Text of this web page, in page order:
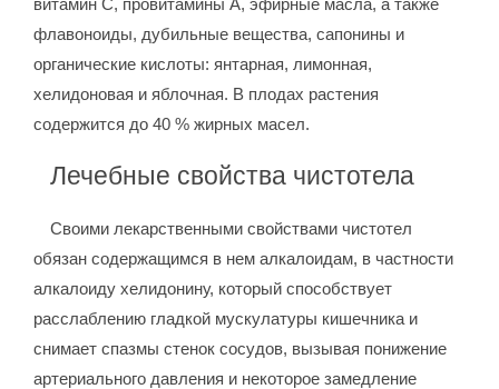
витамин С, провитамины А, эфирные масла, а также
флавоноиды, дубильные вещества, сапонины и
органические кислоты: янтарная, лимонная,
хелидоновая и яблочная. В плодах растения
содержится до 40 % жирных масел.
Лечебные свойства чистотела
Своими лекарственными свойствами чистотел
обязан содержащимся в нем алкалоидам, в частности
алкалоиду хелидонину, который способствует
расслаблению гладкой мускулатуры кишечника и
снимает спазмы стенок сосудов, вызывая понижение
артериального давления и некоторое замедление